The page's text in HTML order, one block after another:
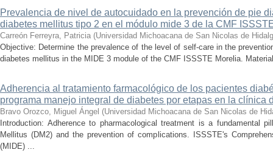
Prevalencia de nivel de autocuidado en la prevención de pie
diabetes mellitus tipo 2 en el módulo mide 3 de la CMF
Carreón Ferreyra, Patricia (Universidad Michoacana de San Nicolas de
Objective: Determine the prevalence of the level of self-care in the
diabetes mellitus in the MIDE 3 module of the CMF ISSSTE Morelia.
Adherencia al tratamiento farmacológico de los pacientes
programa manejo integral de diabetes por etapas en la clínica
Bravo Orozco, Miguel Ángel (Universidad Michoacana de San Nicolas de
Introduction: Adherence to pharmacological treatment is a fundamental
Mellitus (DM2) and the prevention of complications. ISSSTE's
(MIDE) ...